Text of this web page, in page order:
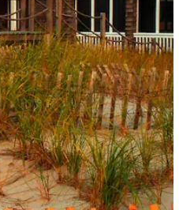
ir braukdami per ekraną.